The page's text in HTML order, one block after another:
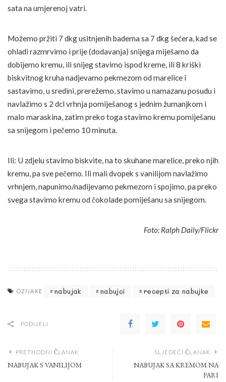
sata na umjerenoj vatri.
Možemo pržiti 7 dkg usitnjenih badema sa 7 dkg šećera, kad se
ohladi razmrvimo i prije (dodavanja) snijega miješamo da
dobijemo kremu, ili snijeg stavimo ispod kreme, ili 8 kriški
biskvitnog kruha nadjevamo pekmezom od marelice i
sastavimo, u sredini, prerežemo, stavimo u namazanu posudu i
navlažimo s 2 dcl vrhnja pomiješanog s jednim žumanjkom i
malo maraskina, zatim preko toga stavimo kremu pomiješanu
sa snijegom i pečemo 10 minuta.
Ili: U zdjelu stavimo biskvite, na to skuhane marelice, preko njih
kremu, pa sve pečemo. Ili mali dvopek s vanilijom navlažimo
vrhnjem, napunimo/nadijevamo pekmezom i spojimo, pa preko
svega stavimo kremu od čokolade pomiješanu sa snijegom.
Foto: Ralph Daily/Flickr
OZNAKE nabujak nabujci recepti za nabujke
PODIJELI
PRETHODNI ČLANAK
NABUJAK S VANILIJOM
SLJEDEĆI ČLANAK
NABUJAK SA KREMOM NA
PARI